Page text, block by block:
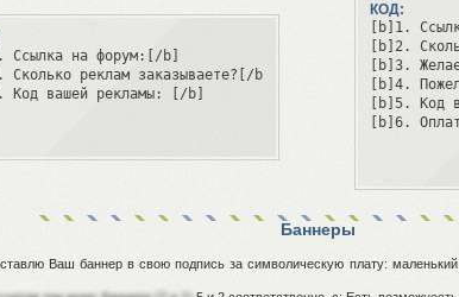
Ссылка на форум:[/b]
Сколько реклам заказываете?[/b] [u][/u]
Код вашей рекламы: [/b]
КОД:
[b]1.
[b]2.
[b]3.
[b]4.
[b]5. Код
[b]6.
Баннеры
Ваш баннер в свою подпись за символическую плату: